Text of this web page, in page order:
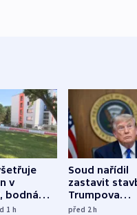
v
bodná
něm
1 h
Soud nařídil
zastavit
Trumpova
tanečního
před 2h